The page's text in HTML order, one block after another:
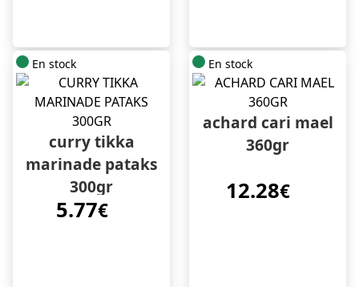
En stock
curry tikka
marinade pataks
300gr
5.77€
En stock
achard cari mael
360gr
12.28€